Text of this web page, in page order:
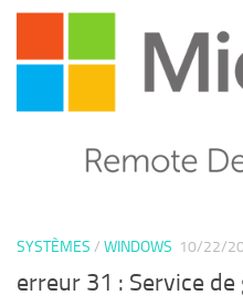
SYSTÈMES / WINDOWS 10/22/
erreur 31 : Service